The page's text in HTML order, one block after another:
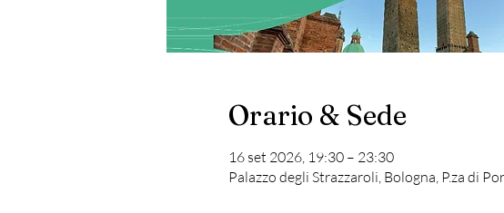
Orario & Sede
16 set 2026, 19:30 – 23:30
Palazzo degli Strazzaroli, Bologna, P.za di